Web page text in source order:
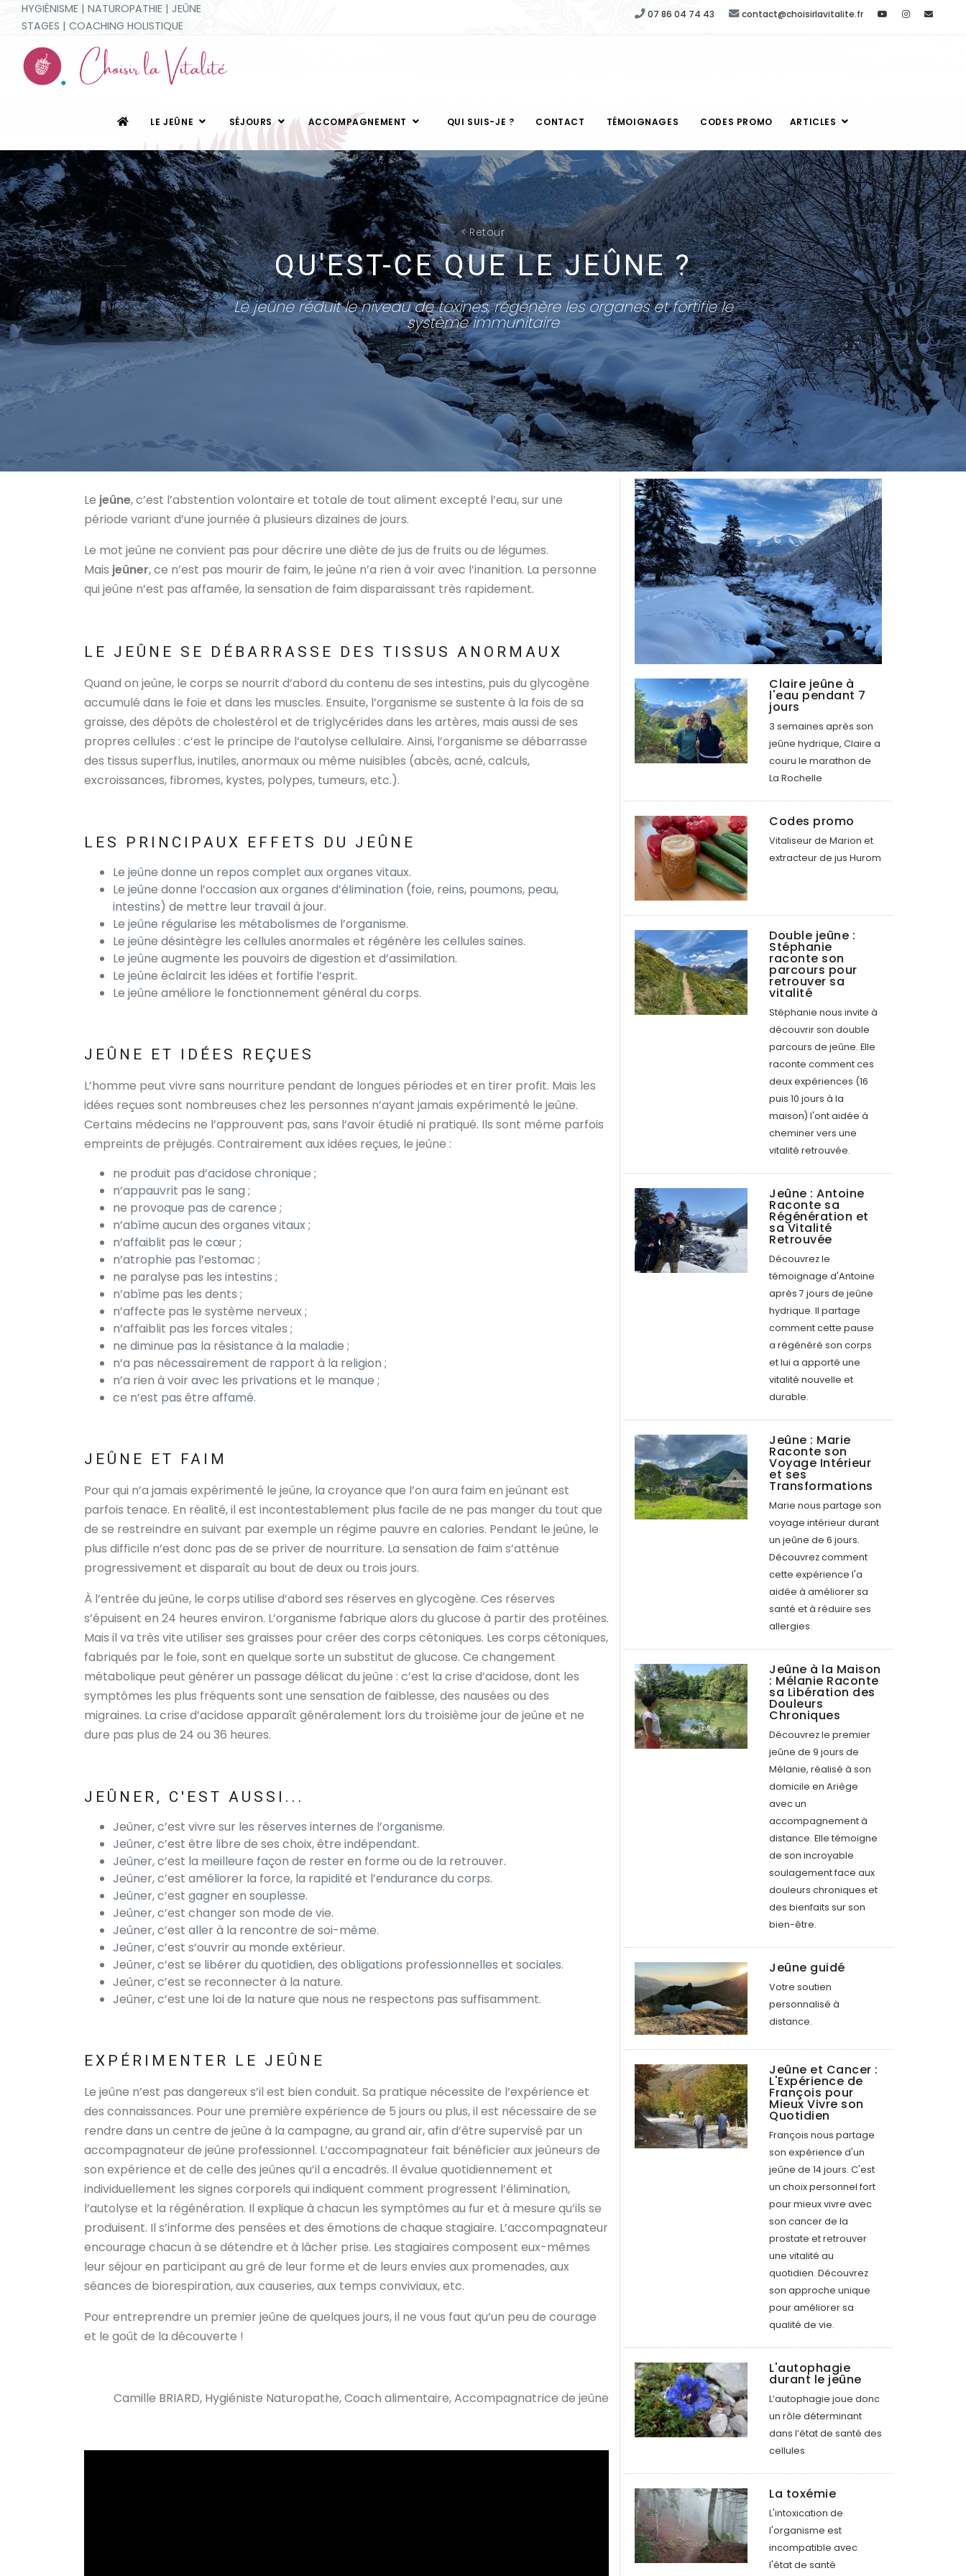
HYGIÉNISME | NATUROPATHIE | JEÛNE
STAGES | COACHING HOLISTIQUE
07 86 04 74 43 contact@choisirlavitalite.fr
LE JEÛNE SÉJOURS ACCOMPAGNEMENT QUI SUIS-JE ? CONTACT TÉMOIGNAGES CODES PROMO ARTICLES
<Retour
QU'EST-CE QUE LE JEÛNE ?
Le jeûne réduit le niveau de toxines, régénère les organes et fortifie le
système immunitaire
Le jeûne, c’est l’abstention volontaire et totale de tout aliment excepté l’eau, sur une
période variant d’une journée à plusieurs dizaines de jours.
Le mot jeûne ne convient pas pour décrire une diète de jus de fruits ou de légumes.
Mais jeûner, ce n’est pas mourir de faim, le jeûne n’a rien à voir avec l’inanition. La personne
qui jeûne n’est pas affamée, la sensation de faim disparaissant très rapidement.
LE JEÛNE SE DÉBARRASSE DES TISSUS ANORMAUX
Quand on jeûne, le corps se nourrit d’abord du contenu de ses intestins, puis du glycogène
accumulé dans le foie et dans les muscles. Ensuite, l’organisme se sustente à la fois de sa
graisse, des dépôts de cholestérol et de triglycérides dans les artères, mais aussi de ses
propres cellules : c’est le principe de l’autolyse cellulaire. Ainsi, l’organisme se débarrasse
des tissus superflus, inutiles, anormaux ou même nuisibles (abcès, acné, calculs,
excroissances, fibromes, kystes, polypes, tumeurs, etc.).
LES PRINCIPAUX EFFETS DU JEÛNE
Le jeûne donne un repos complet aux organes vitaux.
Le jeûne donne l’occasion aux organes d’élimination (foie, reins, poumons, peau,
intestins) de mettre leur travail à jour.
Le jeûne régularise les métabolismes de l’organisme.
Le jeûne désintègre les cellules anormales et régénère les cellules saines.
Le jeûne augmente les pouvoirs de digestion et d’assimilation.
Le jeûne éclaircit les idées et fortifie l’esprit.
Le jeûne améliore le fonctionnement général du corps.
JEÛNE ET IDÉES REÇUES
L’homme peut vivre sans nourriture pendant de longues périodes et en tirer profit. Mais les
idées reçues sont nombreuses chez les personnes n’ayant jamais expérimenté le jeûne.
Certains médecins ne l’approuvent pas, sans l’avoir étudié ni pratiqué. Ils sont même parfois
empreints de préjugés. Contrairement aux idées reçues, le jeûne :
ne produit pas d’acidose chronique ;
n’appauvrit pas le sang ;
ne provoque pas de carence ;
n’abîme aucun des organes vitaux ;
n’affaiblit pas le cœur ;
n’atrophie pas l’estomac ;
ne paralyse pas les intestins ;
n’abîme pas les dents ;
n’affecte pas le système nerveux ;
n’affaiblit pas les forces vitales ;
ne diminue pas la résistance à la maladie ;
n’a pas nécessairement de rapport à la religion ;
n’a rien à voir avec les privations et le manque ;
ce n’est pas être affamé.
JEÛNE ET FAIM
Pour qui n’a jamais expérimenté le jeûne, la croyance que l’on aura faim en jeûnant est
parfois tenace. En réalité, il est incontestablement plus facile de ne pas manger du tout que
de se restreindre en suivant par exemple un régime pauvre en calories. Pendant le jeûne, le
plus difficile n’est donc pas de se priver de nourriture. La sensation de faim s’atténue
progressivement et disparaît au bout de deux ou trois jours.
À l’entrée du jeûne, le corps utilise d’abord ses réserves en glycogène. Ces réserves
s’épuisent en 24 heures environ. L’organisme fabrique alors du glucose à partir des protéines.
Mais il va très vite utiliser ses graisses pour créer des corps cétoniques. Les corps cétoniques,
fabriqués par le foie, sont en quelque sorte un substitut de glucose. Ce changement
métabolique peut générer un passage délicat du jeûne : c’est la crise d’acidose, dont les
symptômes les plus fréquents sont une sensation de faiblesse, des nausées ou des
migraines. La crise d’acidose apparaît généralement lors du troisième jour de jeûne et ne
dure pas plus de 24 ou 36 heures.
JEÛNER, C'EST AUSSI...
Jeûner, c’est vivre sur les réserves internes de l’organisme.
Jeûner, c’est être libre de ses choix, être indépendant.
Jeûner, c’est la meilleure façon de rester en forme ou de la retrouver.
Jeûner, c’est améliorer la force, la rapidité et l’endurance du corps.
Jeûner, c’est gagner en souplesse.
Jeûner, c’est changer son mode de vie.
Jeûner, c’est aller à la rencontre de soi-même.
Jeûner, c’est s’ouvrir au monde extérieur.
Jeûner, c’est se libérer du quotidien, des obligations professionnelles et sociales.
Jeûner, c’est se reconnecter à la nature.
Jeûner, c’est une loi de la nature que nous ne respectons pas suffisamment.
EXPÉRIMENTER LE JEÛNE
Le jeûne n’est pas dangereux s’il est bien conduit. Sa pratique nécessite de l’expérience et
des connaissances. Pour une première expérience de 5 jours ou plus, il est nécessaire de se
rendre dans un centre de jeûne à la campagne, au grand air, afin d’être supervisé par un
accompagnateur de jeûne professionnel. L’accompagnateur fait bénéficier aux jeûneurs de
son expérience et de celle des jeûnes qu’il a encadrés. Il évalue quotidiennement et
individuellement les signes corporels qui indiquent comment progressent l’élimination,
l’autolyse et la régénération. Il explique à chacun les symptômes au fur et à mesure qu’ils se
produisent. Il s’informe des pensées et des émotions de chaque stagiaire. L’accompagnateur
encourage chacun à se détendre et à lâcher prise. Les stagiaires composent eux-mêmes
leur séjour en participant au gré de leur forme et de leurs envies aux promenades, aux
séances de biorespiration, aux causeries, aux temps conviviaux, etc.
Pour entreprendre un premier jeûne de quelques jours, il ne vous faut qu’un peu de courage
et le goût de la découverte !
Camille BRIARD, Hygiéniste Naturopathe, Coach alimentaire, Accompagnatrice de jeûne
Claire jeûne à
l'eau pendant 7
jours
3 semaines après son
jeûne hydrique, Claire a
couru le marathon de
La Rochelle
Codes promo
Vitaliseur de Marion et
extracteur de jus Hurom
Double jeûne :
Stéphanie
raconte son
parcours pour
retrouver sa
vitalité
Stéphanie nous invite à
découvrir son double
parcours de jeûne. Elle
raconte comment ces
deux expériences (16
puis 10 jours à la
maison) l'ont aidée à
cheminer vers une
vitalité retrouvée.
Jeûne : Antoine
Raconte sa
Régénération et
sa Vitalité
Retrouvée
Découvrez le
témoignage d'Antoine
après 7 jours de jeûne
hydrique. Il partage
comment cette pause
a régénéré son corps
et lui a apporté une
vitalité nouvelle et
durable.
Jeûne : Marie
Raconte son
Voyage Intérieur
et ses
Transformations
Marie nous partage son
voyage intérieur durant
un jeûne de 6 jours.
Découvrez comment
cette expérience l'a
aidée à améliorer sa
santé et à réduire ses
allergies.
Jeûne à la Maison
: Mélanie Raconte
sa Libération des
Douleurs
Chroniques
Découvrez le premier
jeûne de 9 jours de
Mélanie, réalisé à son
domicile en Ariège
avec un
accompagnement à
distance. Elle témoigne
de son incroyable
soulagement face aux
douleurs chroniques et
des bienfaits sur son
bien-être.
Jeûne guidé
Votre soutien
personnalisé à
distance.
Jeûne et Cancer :
L'Expérience de
François pour
Mieux Vivre son
Quotidien
François nous partage
son expérience d'un
jeûne de 14 jours. C'est
un choix personnel fort
pour mieux vivre avec
son cancer de la
prostate et retrouver
une vitalité au
quotidien. Découvrez
son approche unique
pour améliorer sa
qualité de vie.
L'autophagie
durant le jeûne
L’autophagie joue donc
un rôle déterminant
dans l’état de santé des
cellules
La toxémie
L'intoxication de
l'organisme est
incompatible avec
l'état de santé